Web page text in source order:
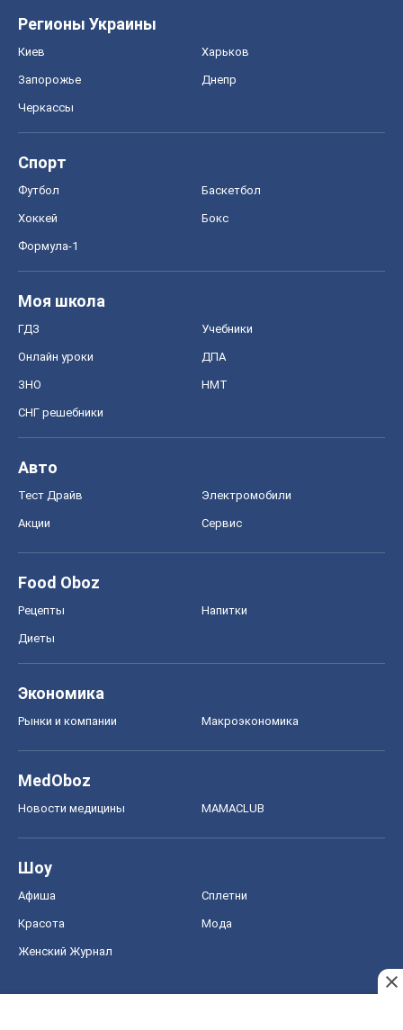
Регионы Украины
Киев Харьков
Запорожье Днепр
Черкассы
Спорт
Футбол Баскетбол
Хоккей Бокс
Формула-1
Моя школа
ГДЗ Учебники
Онлайн уроки ДПА
ЗНО НМТ
СНГ решебники
Авто
Тест Драйв Электромобили
Акции Сервис
Food Oboz
Рецепты Напитки
Диеты
Экономика
Рынки и компании Mакроэкономика
MedOboz
Новости медицины MAMACLUB
Шоу
Афиша Сплетни
Красота Мода
Женский Журнал